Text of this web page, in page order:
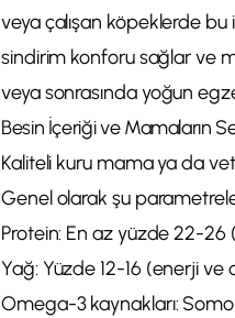
veya çalışan köpeklerde
sindirim konforu sağlar ve
veya sonrasında yoğun
Besin İçeriği ve Mamaların
Kaliteli kuru mama ya da
Genel olarak şu
Protein: En az yüzde 22-
Yağ: Yüzde 12-16 (enerji ve
Omega-3 kaynakları: